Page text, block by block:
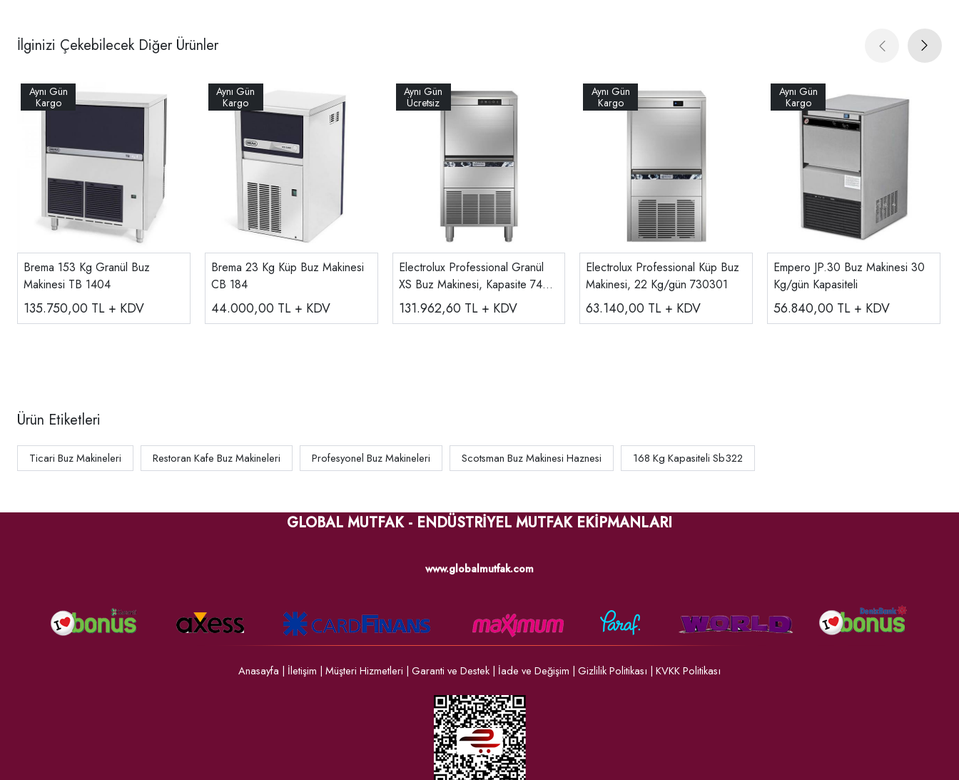
İlginizi Çekebilecek Diğer Ürünler
Brema 153 Kg Granül Buz
Makinesi TB 1404
135.750,00 TL + KDV
Brema 23 Kg Küp Buz Makinesi
CB 184
44.000,00 TL + KDV
Electrolux Professional Granül
XS Buz Makinesi, Kapasite 74
kg/gün 730336
131.962,60 TL + KDV
Electrolux Professional Küp Buz
Makinesi, 22 Kg/gün 730301
63.140,00 TL + KDV
Empero JP.30 Buz Makinesi 30
Kg/gün Kapasiteli
56.840,00 TL + KDV
Ürün Etiketleri
Ticari Buz Makineleri Restoran Kafe Buz Makineleri Profesyonel Buz Makineleri Scotsman Buz Makinesi Haznesi 168 Kg Kapasiteli Sb322
GLOBAL MUTFAK - ENDÜSTRİYEL MUTFAK EKİPMANLARI
www.globalmutfak.com
Anasayfa | İletişim | Müşteri Hizmetleri | Garanti ve Destek | İade ve Değişim | Gizlilik Politikası | KVKK Politikası